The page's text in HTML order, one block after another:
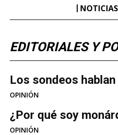
EDITORIALES Y
Los sondeos hablan
OPINIÓN
¿Por qué soy
OPINIÓN